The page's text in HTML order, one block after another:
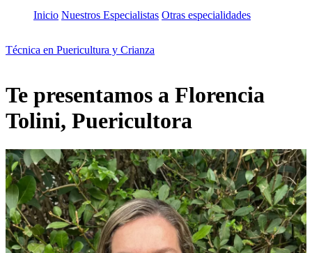
Inicio Nuestros Especialistas Otras especialidades
Técnica en Puericultura y Crianza
Te presentamos a Florencia
Tolini, Puericultora